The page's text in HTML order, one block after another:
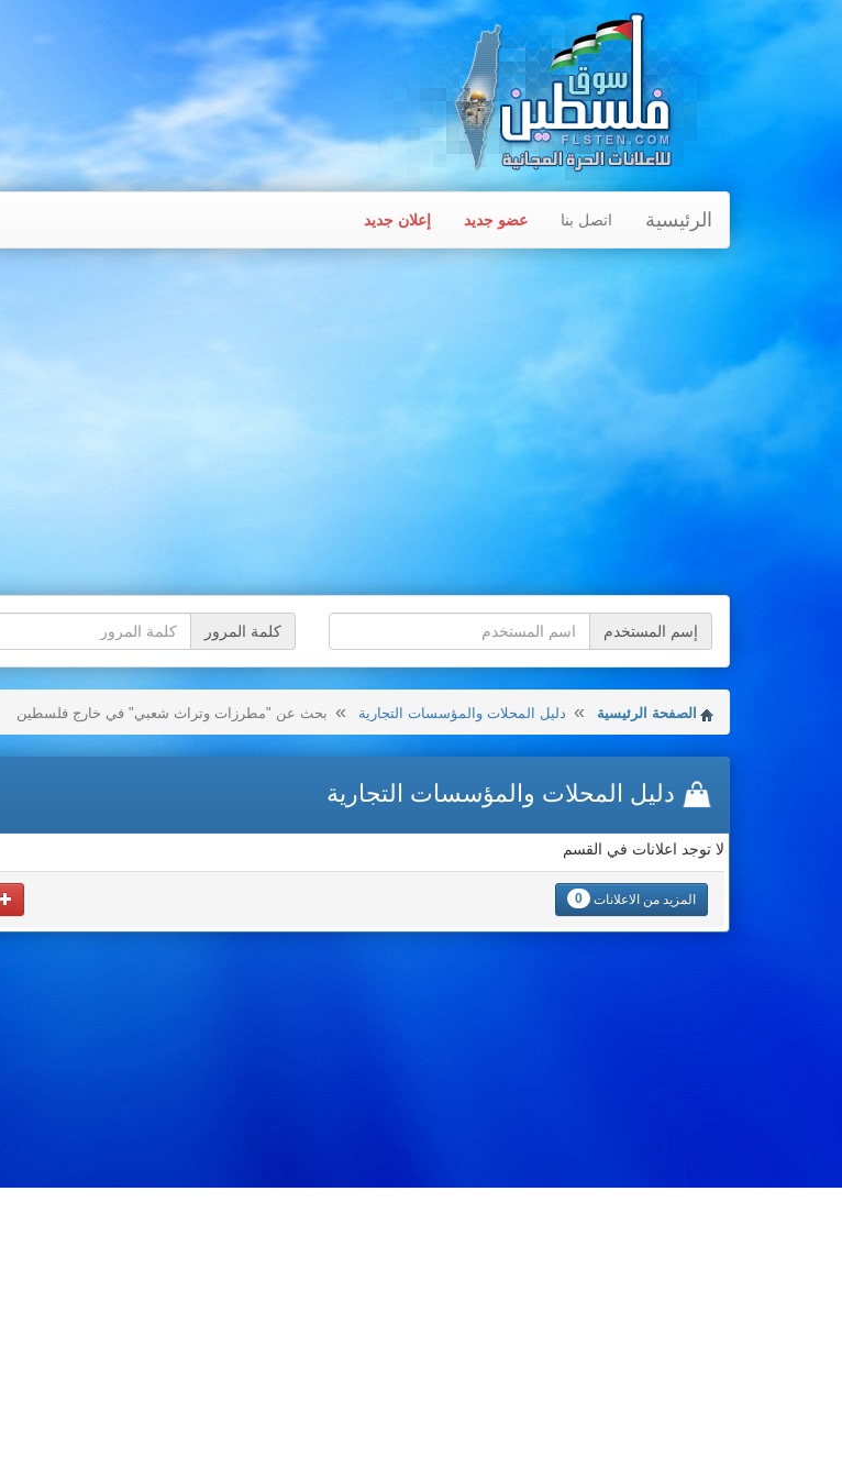
الرئيسية اتصل بنا عضو جديد إعلان جديد
إسم المستخدم كلمة المرور
الصفحة الرئيسية دليل المحلات والمؤسسات التجارية بحث عن "مطرزات وتراث شعبي" في خارج فلسطين
دليل المحلات والمؤسسات التجارية
لا توجد اعلانات في القسم
المزيد من الاعلانات 0